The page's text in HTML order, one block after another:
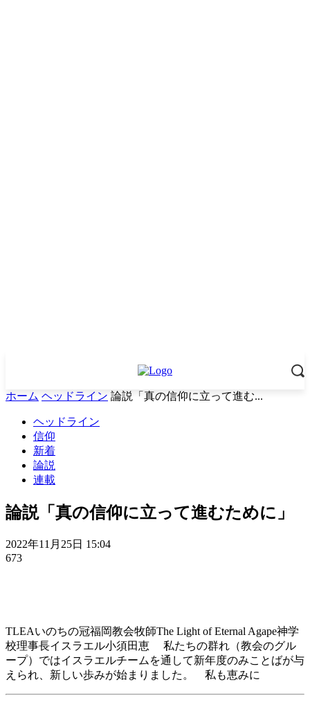
ホーム ヘッドライン 論説「真の信仰に立って進む...
ヘッドライン
信仰
新着
論説
連載
論説「真の信仰に立って進むために」
2022年11月25日 15:04
673
TLEAいのちの冠福岡教会牧師The Light of Eternal Agape神学
校理事長イスラエル小須田恵 私たちの群れ（教会のグル
ープ）ではイスラエルチームを通して新年度のみことばが与
えられ、新しい歩みが始まりました。 私も恵みに